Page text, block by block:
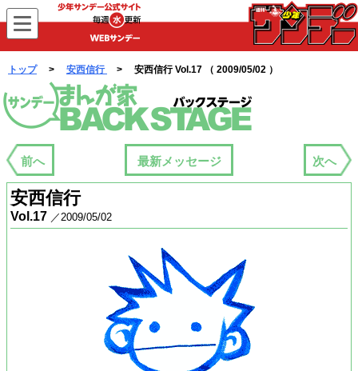
WEBサンデー
トップ> 安西信行 > 安西信行 Vol.17 （ 2009/05/02 ）
まんが家バックステージ
前へ 最新メッセージ 次へ
安西信行
Vol.17 ／2009/05/02